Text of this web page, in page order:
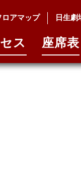
ロアマップ 日生劇
ス 座席表